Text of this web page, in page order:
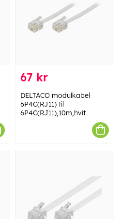
67 kr
DELTACO modulkabel
6P4C(RJ11) til
6P4C(RJ11),10m,hvit